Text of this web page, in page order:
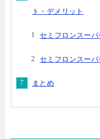
ト・デメリット
セミフロンスー
セミフロンスー
まとめ